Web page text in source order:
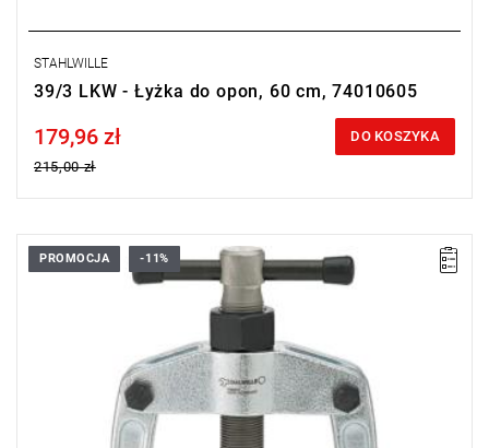
STAHLWILLE
39/3 LKW - Łyżka do opon, 60 cm, 74010605
Price tax included
179,96 zł
215,00 zł
DO KOSZYKA
PROMOCJA -11%